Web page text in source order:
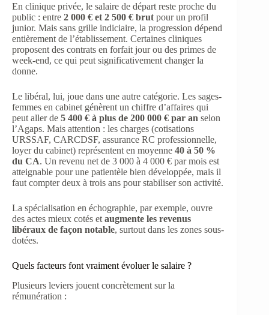
En clinique privée, le salaire de départ reste proche du
public : entre 2 000 € et 2 500 € brut pour un profil
junior. Mais sans grille indiciaire, la progression dépend
entièrement de l’établissement. Certaines cliniques
proposent des contrats en forfait jour ou des primes de
week-end, ce qui peut significativement changer la
donne.
Le libéral, lui, joue dans une autre catégorie. Les sages-
femmes en cabinet génèrent un chiffre d’affaires qui
peut aller de 5 400 € à plus de 200 000 € par an selon
l’Agaps. Mais attention : les charges (cotisations
URSSAF, CARCDSF, assurance RC professionnelle,
loyer du cabinet) représentent en moyenne 40 à 50 %
du CA. Un revenu net de 3 000 à 4 000 € par mois est
atteignable pour une patientèle bien développée, mais il
faut compter deux à trois ans pour stabiliser son activité.
La spécialisation en échographie, par exemple, ouvre
des actes mieux cotés et augmente les revenus
libéraux de façon notable, surtout dans les zones sous-
dotées.
Quels facteurs font vraiment évoluer le salaire ?
Plusieurs leviers jouent concrètement sur la
rémunération :